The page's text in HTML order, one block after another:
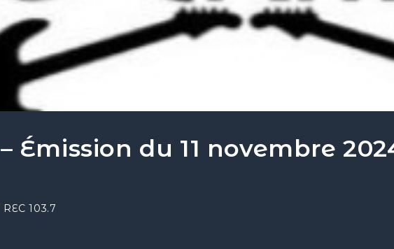
Émission du 11 novembre
REC 103.7